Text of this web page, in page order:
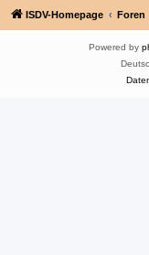
ISDV-Homepage Foren
Powered by